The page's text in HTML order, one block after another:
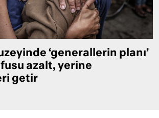
‘generallerin planı’
azalt, yerine
getir